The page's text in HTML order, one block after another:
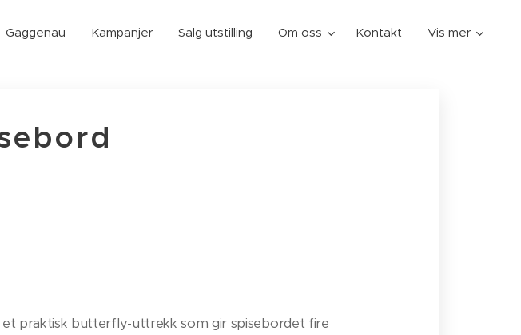
Gaggenau Kampanjer Salg utstilling Om oss Kontakt Vis mer
praktisk butterfly-uttrekk som gir spisebordet fire